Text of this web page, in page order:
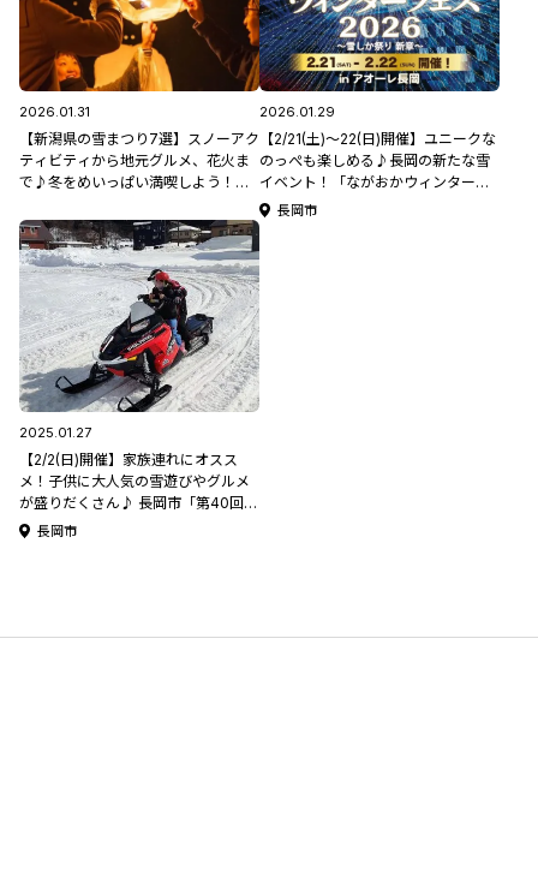
2026.01.31
【新潟県の雪まつり7選】スノーアク
ティビティから地元グルメ、花火ま
で♪冬をめいっぱい満喫しよう！
2026.01.29
【2/21(土)～22(日)開催】ユニークな
のっぺも楽しめる♪長岡の新たな雪
イベント！「ながおかウィンターフ
ェス」【新潟県雪まつり特集2026】
長岡市
2025.01.27
【2/2(日)開催】家族連れにオスス
メ！子供に大人気の雪遊びやグルメ
が盛りだくさん♪ 長岡市「第40回と
ちお遊雪まつり」【新潟県雪まつり
長岡市